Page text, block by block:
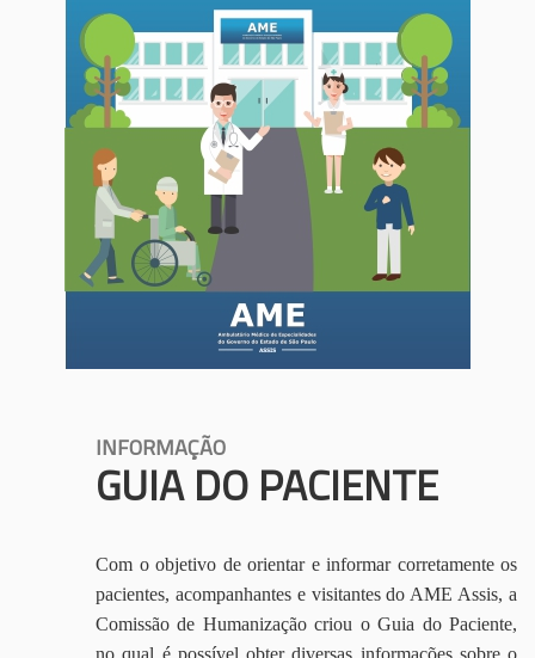
INFORMAÇÃO
GUIA DO PACIENTE
Com o objetivo de orientar e informar corretamente os
pacientes, acompanhantes e visitantes do AME Assis, a
Comissão de Humanização criou o Guia do Paciente,
no qual é possível obter diversas informações sobre o